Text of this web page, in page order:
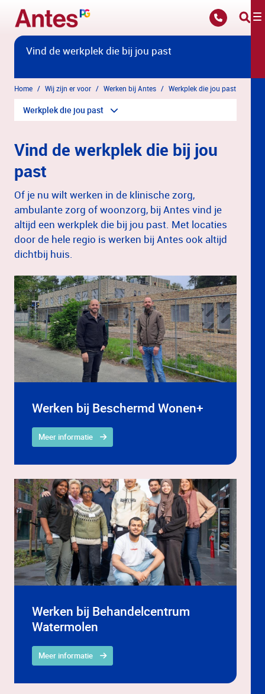
Overslaan en naar hoofdinhoud gaan
Vind de werkplek die bij jou past
Home Wij zijn er voor Werken bij Antes Werkplek die jou past
Werkplek die jou past
Vind de werkplek die bij jou
past
Of je nu wilt werken in de klinische zorg,
ambulante zorg of woonzorg, bij Antes vind je
altijd een werkplek die bij jou past. Met locaties
door de hele regio is werken bij Antes ook altijd
dichtbij huis.
Werken bij Beschermd Wonen+
Meer informatie
Werken bij Behandelcentrum
Watermolen
Meer informatie